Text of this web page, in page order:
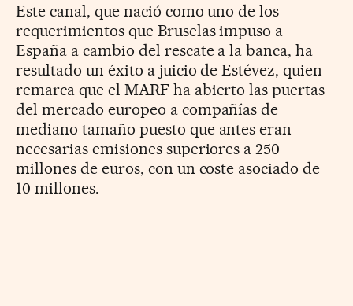
Este canal, que nació como uno de los
requerimientos que Bruselas impuso a
España a cambio del rescate a la banca, ha
resultado un éxito a juicio de Estévez, quien
remarca que el MARF ha abierto las puertas
del mercado europeo a compañías de
mediano tamaño puesto que antes eran
necesarias emisiones superiores a 250
millones de euros, con un coste asociado de
10 millones.